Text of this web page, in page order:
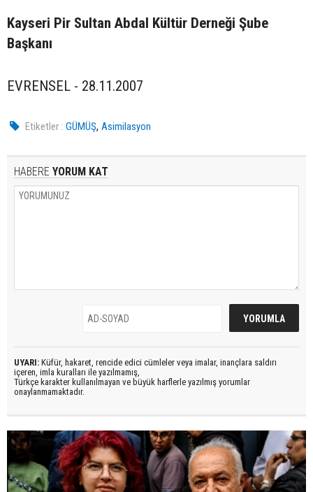
Kayseri Pir Sultan Abdal Kültür Derneği Şube
Başkanı
EVRENSEL - 28.11.2007
Etiketler : GÜMÜŞ,Asimilasyon
HABERE YORUM KAT
UYARI: Küfür, hakaret, rencide edici cümleler veya imalar, inançlara saldırı
içeren, imla kuralları ile yazılmamış,
Türkçe karakter kullanılmayan ve büyük harflerle yazılmış yorumlar
onaylanmamaktadır.